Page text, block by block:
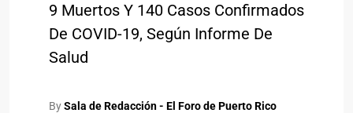
9 Muertos Y 140 Casos Confirmados
De COVID-19, Según Informe De
Salud
BySala de Redacción - El Foro de Puerto Rico